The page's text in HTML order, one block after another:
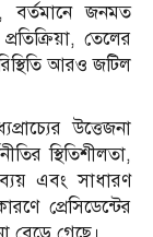
বর্তমানে জনমত
তেলের
আরও জটিল
উত্তেজনা
স্থিতিশীলতা,
এবং সাধারণ
প্রেসিডেন্টের